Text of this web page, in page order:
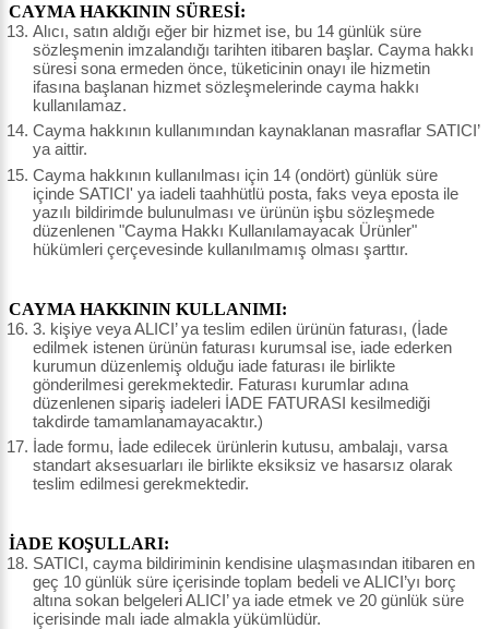
CAYMA HAKKININ SÜRESİ:
Alıcı, satın aldığı eğer bir hizmet ise, bu 14 günlük süre
sözleşmenin imzalandığı tarihten itibaren başlar. Cayma hakkı
süresi sona ermeden önce, tüketicinin onayı ile hizmetin
ifasına başlanan hizmet sözleşmelerinde cayma hakkı
kullanılamaz.
Cayma hakkının kullanımından kaynaklanan masraflar SATICI’
ya aittir.
Cayma hakkının kullanılması için 14 (ondört) günlük süre
içinde SATICI' ya iadeli taahhütlü posta, faks veya eposta ile
yazılı bildirimde bulunulması ve ürünün işbu sözleşmede
düzenlenen "Cayma Hakkı Kullanılamayacak Ürünler"
hükümleri çerçevesinde kullanılmamış olması şarttır.
CAYMA HAKKININ KULLANIMI:
3. kişiye veya ALICI’ ya teslim edilen ürünün faturası, (İade
edilmek istenen ürünün faturası kurumsal ise, iade ederken
kurumun düzenlemiş olduğu iade faturası ile birlikte
gönderilmesi gerekmektedir. Faturası kurumlar adına
düzenlenen sipariş iadeleri İADE FATURASI kesilmediği
takdirde tamamlanamayacaktır.)
İade formu, İade edilecek ürünlerin kutusu, ambalajı, varsa
standart aksesuarları ile birlikte eksiksiz ve hasarsız olarak
teslim edilmesi gerekmektedir.
İADE KOŞULLARI:
SATICI, cayma bildiriminin kendisine ulaşmasından itibaren en
geç 10 günlük süre içerisinde toplam bedeli ve ALICI’yı borç
altına sokan belgeleri ALICI’ ya iade etmek ve 20 günlük süre
içerisinde malı iade almakla yükümlüdür.